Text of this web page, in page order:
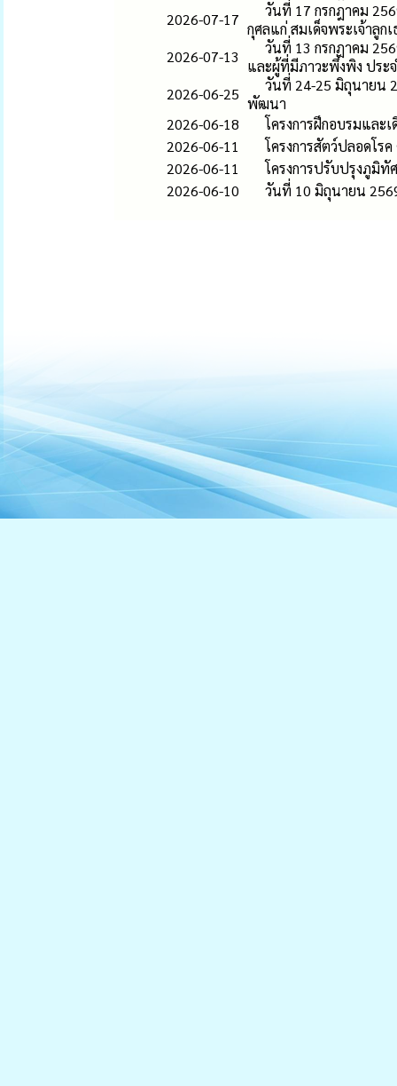
2026-07-17
วันที่ 17 กรกฎาคม
กุศลแก่ สมเด็จพระเจ้าลู
2026-07-13
วันที่ 13 กรกฎาคม
และผู้ที่มีภาวะพึ่งพิง ประ
2026-06-25
วันที่ 24-25 มิถุนายน
พัฒนา
2026-06-18
โครงการฝึกอบรมแล
2026-06-11
โครงการสัตว์ปลอดโ
2026-06-11
โครงการปรับปรุงภูมิ
2026-06-10
วันที่ 10 มิถุนายน